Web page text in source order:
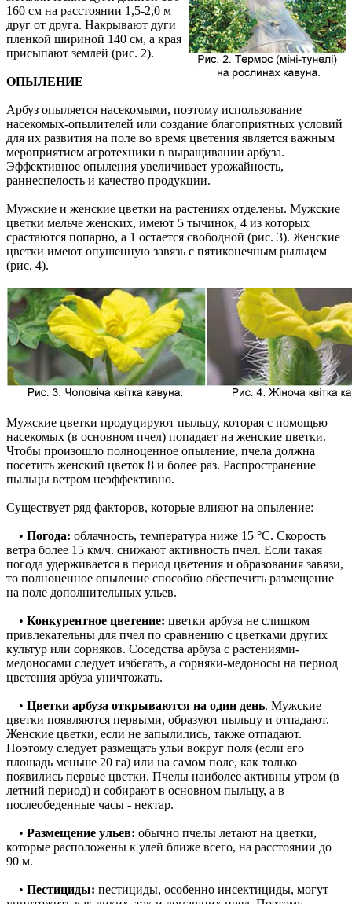
160 см на расстоянии 1,5-2,0 м
друг от друга. Накрывают дуги
пленкой шириной 140 см, а края
присыпают землей (рис. 2).
ОПЫЛЕНИЕ
Арбуз опыляется насекомыми, поэтому использование
насекомых-опылителей или создание благоприятных условий
для их развития на поле во время цветения является важным
мероприятием агротехники в выращивании арбуза.
Эффективное опыления увеличивает урожайность,
раннеспелость и качество продукции.
Мужские и женские цветки на растениях отделены. Мужские
цветки мельче женских, имеют 5 тычинок, 4 из которых
срастаются попарно, а 1 остается свободной (рис. 3). Женские
цветки имеют опушенную завязь с пятиконечным рыльцем
(рис. 4).
Мужские цветки продуцируют пыльцу, которая с помощью
насекомых (в основном пчел) попадает на женские цветки.
Чтобы произошло полноценное опыление, пчела должна
посетить женский цветок 8 и более раз. Распространение
пыльцы ветром неэффективно.
Существует ряд факторов, которые влияют на опыление:
• Погода: облачность, температура ниже 15 °С. Скорость
ветра более 15 км/ч. снижают активность пчел. Если такая
погода удерживается в период цветения и образования завязи,
то полноценное опыление способно обеспечить размещение
на поле дополнительных ульев.
• Конкурентное цветение: цветки арбуза не слишком
привлекательны для пчел по сравнению с цветками других
культур или сорняков. Соседства арбуза с растениями-
медоносами следует избегать, а сорняки-медоносы на период
цветения арбуза уничтожать.
• Цветки арбуза открываются на один день. Мужские
цветки появляются первыми, образуют пыльцу и отпадают.
Женские цветки, если не запылились, также отпадают.
Поэтому следует размещать ульи вокруг поля (если его
площадь меньше 20 га) или на самом поле, как только
появились первые цветки. Пчелы наиболее активны утром (в
летний период) и собирают в основном пыльцу, а в
послеобеденные часы - нектар.
• Размещение ульев: обычно пчелы летают на цветки,
которые расположены к улей ближе всего, на расстоянии до
90 м.
• Пестициды: пестициды, особенно инсектициды, могут